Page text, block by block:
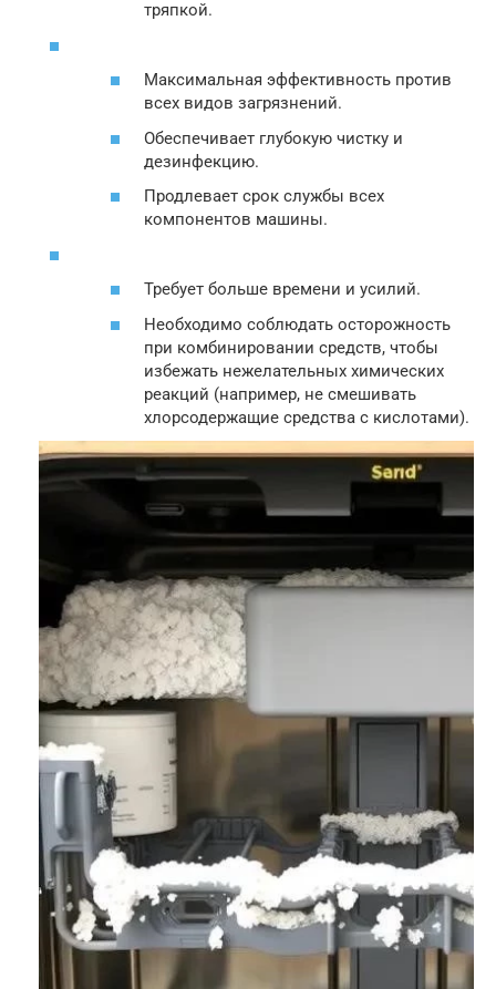
тряпкой.
Максимальная эффективность против
всех видов загрязнений.
Обеспечивает глубокую чистку и
дезинфекцию.
Продлевает срок службы всех
компонентов машины.
Требует больше времени и усилий.
Необходимо соблюдать осторожность
при комбинировании средств, чтобы
избежать нежелательных химических
реакций (например, не смешивать
хлорсодержащие средства с кислотами).